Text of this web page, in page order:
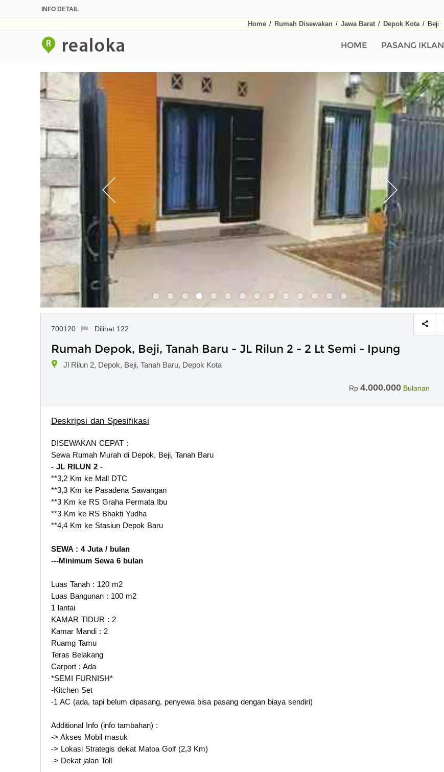
INFO DETAIL
Home / Rumah Disewakan / Jawa Barat / Depok Kota / Beji
HOME PASANG IKLAN
700120 Dilihat 122
Rumah Depok, Beji, Tanah Baru - JL Rilun 2 - 2 Lt Semi - Ipung
Jl Rilun 2, Depok, Beji, Tanah Baru, Depok Kota
Rp 4.000.000 Bulanan
Deskripsi dan Spesifikasi
DISEWAKAN CEPAT :
Sewa Rumah Murah di Depok, Beji, Tanah Baru
- JL RILUN 2 -
**3,2 Km ke Mall DTC
**3,3 Km ke Pasadena Sawangan
**3 Km ke RS Graha Permata Ibu
**3 Km ke RS Bhakti Yudha
**4,4 Km ke Stasiun Depok Baru
SEWA : 4 Juta / bulan
---Minimum Sewa 6 bulan
Luas Tanah : 120 m2
Luas Bangunan : 100 m2
1 lantai
KAMAR TIDUR : 2
Kamar Mandi : 2
Ruamg Tamu
Teras Belakang
Carport : Ada
*SEMI FURNISH*
-Kitchen Set
-1 AC (ada, tapi belum dipasang, penyewa bisa pasang dengan biaya sendiri)
Additional Info (info tambahan) :
-> Akses Mobil masuk
-> Lokasi Strategis dekat Matoa Golf (2,3 Km)
-> Dekat jalan Toll